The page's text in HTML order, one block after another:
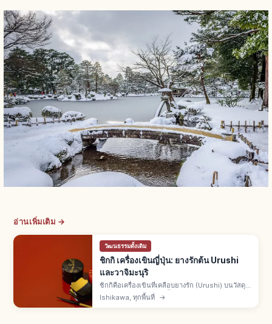
อ่านเพิ่มเติม →
วัฒนธรรมดั้งเดิม
ชิกกิ เครื่องเขินญี่ปุ่น: ยางรักต้น Urushi
และวาจิมะนุริ
ชิกกิคือเครื่องเขินที่เคลือบยางรัก (Urushi) บนวัสดุ
ไม้-กระดาษ-ไม้ไผ่ทีละชั้น ใช้เป็นถ้วยชาม กล่องจูบา
โกะ ถาด ตะเกียบ และอุปกรณ์ชงชา แหล่งดังคือวาจิ
Ishikawa, ทุกพื้นที่ →